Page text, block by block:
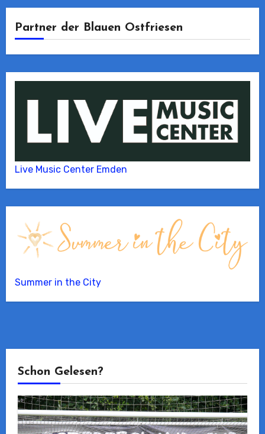
Partner der Blauen Ostfriesen
Live Music Center Emden
Summer in the City
Schon Gelesen?